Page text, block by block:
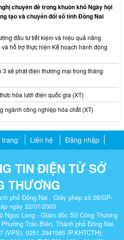
chuyên đề trong khuôn khổ Ngày hội
tạo và chuyển đổi số tỉnh Đồng Nai
đầu tư tiết kiệm và hiệu quả năng
hỗ trợ thực hiện Kế hoạch hành động
sẽ phát điện thương mại trong tháng
hòa lưới điện quốc gia (XT)
ngành công nghiệp hóa chất (XT)
Liên hệ Đăng nhập
TIN ĐIỆN TỬ SỞ
THƯƠNG
phố Đồng Nai . Giấy phép số 26/GP-
ngày 22/01/2003
Ngọc Long - Giám đốc Sở Công Thương
Trấn Biên, Thành phố Đồng Nai.
(VPS); 0251.3941585 (P.KHTCTH);